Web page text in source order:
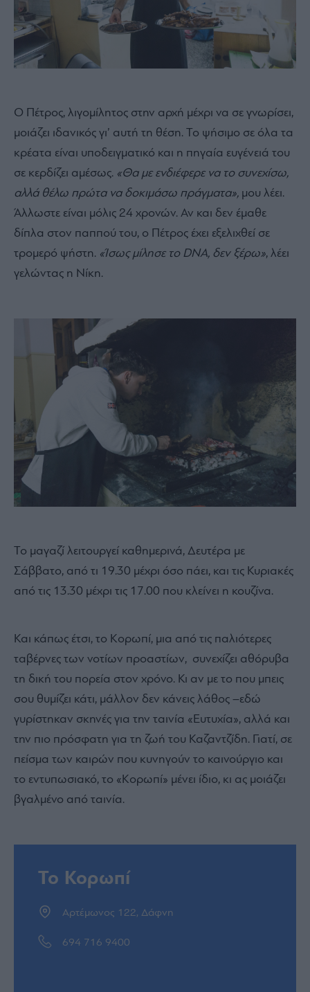
Ο Πέτρος, λιγομίλητος στην αρχή μέχρι να σε γνωρίσει,
μοιάζει ιδανικός γι’ αυτή τη θέση. Το ψήσιμο σε όλα τα
κρέατα είναι υποδειγματικό και η πηγαία ευγένειά του
σε κερδίζει αμέσως. «Θα με ενδιέφερε να το συνεχίσω,
αλλά θέλω πρώτα να δοκιμάσω πράγματα», μου λέει.
Άλλωστε είναι μόλις 24 χρονών. Αν και δεν έμαθε
δίπλα στον παππού του, ο Πέτρος έχει εξελιχθεί σε
τρομερό ψήστη. «Ίσως μίλησε το DNA, δεν ξέρω», λέει
γελώντας η Νίκη.
Το μαγαζί λειτουργεί καθημερινά, Δευτέρα με
Σάββατο, από τι 19.30 μέχρι όσο πάει, και τις Κυριακές
από τις 13.30 μέχρι τις 17.00 που κλείνει η κουζίνα.
Και κάπως έτσι, το Κορωπί, μια από τις παλιότερες
ταβέρνες των νοτίων προαστίων, συνεχίζει αθόρυβα
τη δική του πορεία στον χρόνο. Κι αν με το που μπεις
σου θυμίζει κάτι, μάλλον δεν κάνεις λάθος –εδώ
γυρίστηκαν σκηνές για την ταινία «Ευτυχία», αλλά και
την πιο πρόσφατη για τη ζωή του Καζαντζίδη. Γιατί, σε
πείσμα των καιρών που κυνηγούν το καινούργιο και
το εντυπωσιακό, το «Κορωπί» μένει ίδιο, κι ας μοιάζει
βγαλμένο από ταινία.
Το Κορωπί
Αρτέμωνος 122, Δάφνη
694 716 9400